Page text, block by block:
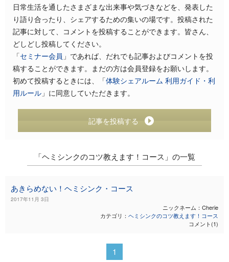
日常生活を通したさまざまな出来事や気づきなどを、発表した
り語り合ったり、シェアするための集いの場です。投稿された
記事に対して、コメントを投稿することができます。皆さん、
どしどし投稿してください。
「セミナー会員 」であれば、だれでも記事およびコメントを投
稿することができます。まだの方は会員登録をお願いします。
初めて投稿するときには、「体験シェアルーム 利用ガイド・利
用ルール 」に同意していただきます。
記事を投稿する
「ヘミシンクのコツ教えます！コース」の一覧
あきらめない！ヘミシンク・コース
2017年11月 3日
ニックネーム：Cherie
カテゴリ： ヘミシンクのコツ教えます！コース
コメント(1)
1